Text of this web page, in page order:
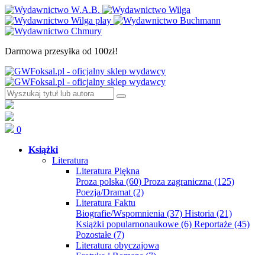
Darmowa przesyłka od 100zł!
0
Książki
Literatura
Literatura Piękna
Proza polska (60) Proza zagraniczna (125)
Poezja/Dramat (2)
Literatura Faktu
Biografie/Wspomnienia (37) Historia (21)
Książki popularnonaukowe (6) Reportaże (45)
Pozostałe (7)
Literatura obyczajowa